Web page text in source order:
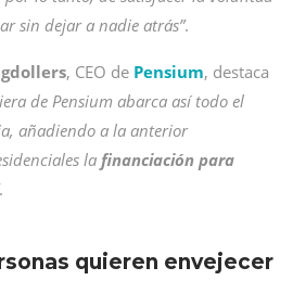
sin dejar a nadie atrás”.
, CEO de Pensium, destaca
de Pensium abarca así todo el
añadiendo a la anterior
la financiación para
.
quieren envejecer